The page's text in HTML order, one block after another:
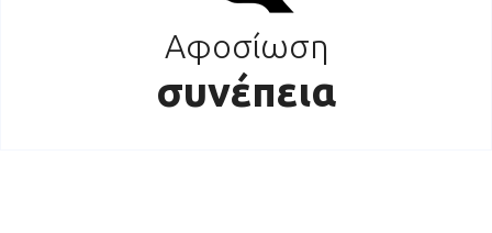
Αφοσίωση
συνέπεια